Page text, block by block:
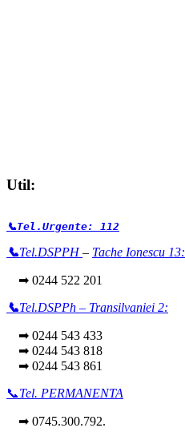
Util:
📞Tel.Urgente: 112
📞Tel.DSPPH– Tache Ionescu 13:
➡ 0244 522 201
📞Tel.DSPPh – Transilvaniei 2:
➡ 0244 543 433
➡ 0244 543 818
➡ 0244 543 861
📞Tel. PERMANENTA
➡ 0745.300.792.